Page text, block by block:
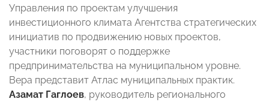
Управления по проектам улучшения
инвестиционного климата Агентства стратегических
инициатив по продвижению новых проектов,
участники поговорят о поддержке
предпринимательства на муниципальном уровне.
Вера представит Атлас муниципальных практик.
Азамат Гаглоев, руководитель регионального